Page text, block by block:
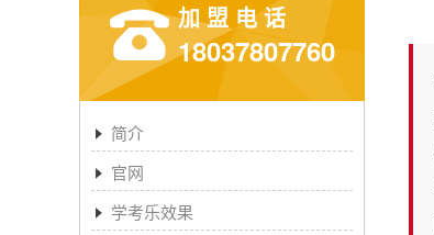
加盟电话
18037807760
简介
官网
学考乐效果